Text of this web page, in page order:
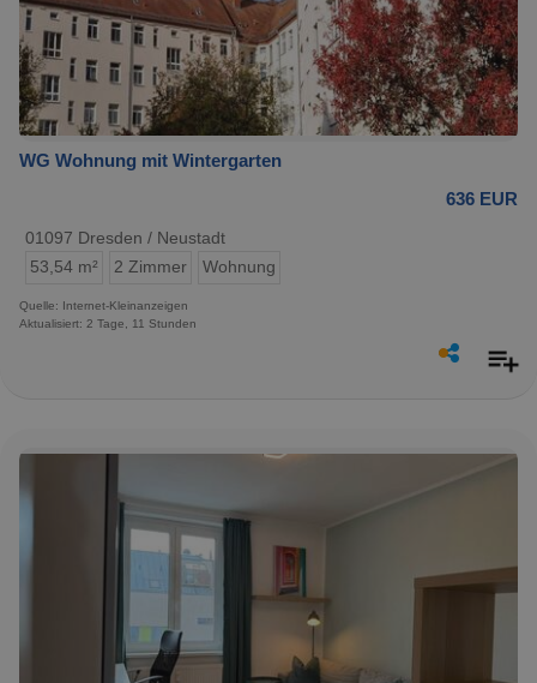
WG Wohnung mit Wintergarten
636 EUR
01097 Dresden / Neustadt
53,54 m²
2 Zimmer Wohnung
Quelle: Internet-Kleinanzeigen
Aktualisiert: 2 Tage, 11 Stunden